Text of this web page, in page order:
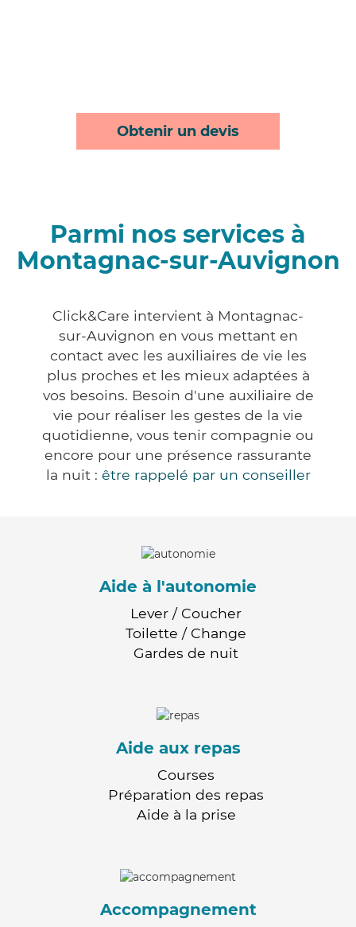
Obtenir un devis
Parmi nos services à
Montagnac-sur-Auvignon
Click&Care intervient à Montagnac-
sur-Auvignon en vous mettant en
contact avec les auxiliaires de vie les
plus proches et les mieux adaptées à
vos besoins. Besoin d'une auxiliaire de
vie pour réaliser les gestes de la vie
quotidienne, vous tenir compagnie ou
encore pour une présence rassurante
la nuit : être rappelé par un conseiller
Aide à l'autonomie
Lever / Coucher
Toilette / Change
Gardes de nuit
Aide aux repas
Courses
Préparation des repas
Aide à la prise
Accompagnement